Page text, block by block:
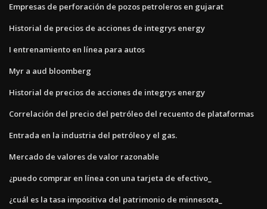
Empresas de perforación de pozos petroleros en gujarat
Historial de precios de acciones de integrys energy
I entrenamiento en línea para autos
Myr a aud bloomberg
Historial de precios de acciones de integrys energy
Correlación del precio del petróleo del recuento de plataformas
Entrada en la industria del petróleo y el gas.
Mercado de valores de valor razonable
¿puedo comprar en línea con una tarjeta de efectivo_
¿cuál es la tasa impositiva del patrimonio de minnesota_